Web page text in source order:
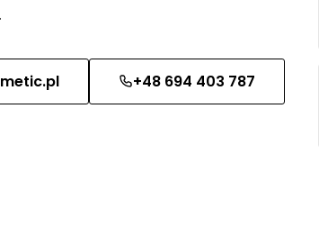
+48 694 403 787